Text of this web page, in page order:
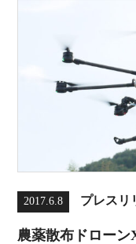
2017.6.8 プレスリ
農薬散布ドロー